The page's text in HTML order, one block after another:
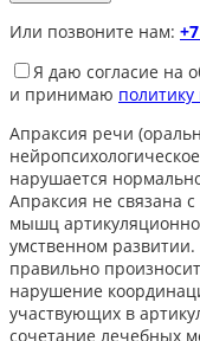
Или позвоните нам:
Я даю согласие на
и принимаю
Апраксия речи
нарушается
Апраксия не связана
мышц
умственном развитии.
правильно
нарушение
участвующих в
сочетание лечебных